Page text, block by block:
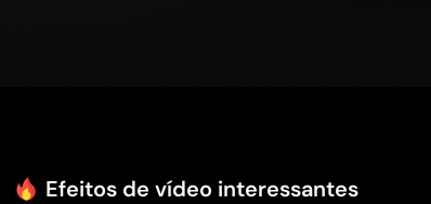
Efeitos de vídeo interessantes